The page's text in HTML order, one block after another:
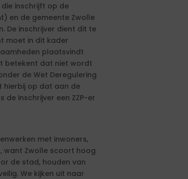
inschrijft op de
en de gemeente Zwolle
De inschrijver dient dit te
moet in dit kader
plaatsvindt
betekent dat niet wordt
de Wet Deregulering
hierbij op dat aan de
inschrijver een ZZP-er
met inwoners,
want Zwolle scoort hoog
de stad, houden van
We kijken uit naar